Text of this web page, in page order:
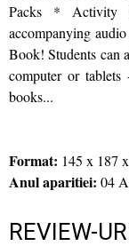
Packs * Activity
accompanying
Book! Students can
computer or
books...
Format: 145 x 187
Anul aparitiei: 04
REVIEW-